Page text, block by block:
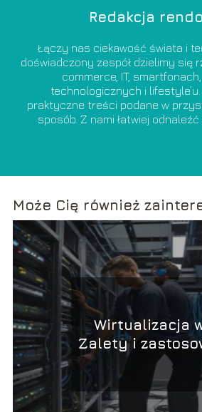
Redakcja
Łączy nas ciekawość świata i
doświadczony zespół dzielimy się
commerce, IT,
technologicznych i
praktyczne treści podane w
sposób. Z nami łatwiej
Może Cię również
Wirtualizacja
Zalety i
dla małych i
firm